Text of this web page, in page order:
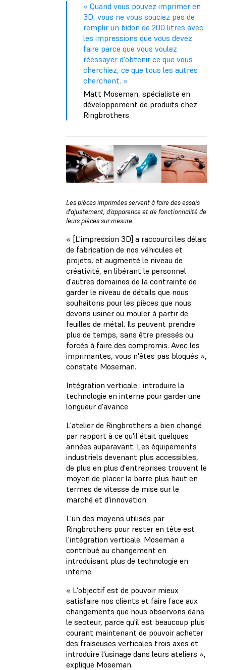
« Quand vous pouvez imprimer en
3D, vous ne vous souciez pas de
remplir un bidon de 200 litres avec
les impressions que vous devez
faire parce que vous voulez
réessayer d'obtenir ce que vous
cherchiez, ce que tous les autres
cherchent. »
Matt Moseman, spécialiste en
développement de produits chez
Ringbrothers
Les pièces imprimées servent à faire des essais
d'ajustement, d'apparence et de fonctionnalité de
leurs pièces sur mesure.
« [L'impression 3D] a raccourci les délais
de fabrication de nos véhicules et
projets, et augmenté le niveau de
créativité, en libérant le personnel
d'autres domaines de la contrainte de
garder le niveau de détails que nous
souhaitons pour les pièces que nous
devons usiner ou mouler à partir de
feuilles de métal. Ils peuvent prendre
plus de temps, sans être pressés ou
forcés à faire des compromis. Avec les
imprimantes, vous n'êtes pas bloqués »,
constate Moseman.
Intégration verticale : introduire la
technologie en interne pour garder une
longueur d'avance
L'atelier de Ringbrothers a bien changé
par rapport à ce qu'il était quelques
années auparavant. Les équipements
industriels devenant plus accessibles,
de plus en plus d'entreprises trouvent le
moyen de placer la barre plus haut en
termes de vitesse de mise sur le
marché et d'innovation.
L'un des moyens utilisés par
Ringbrothers pour rester en tête est
l'intégration verticale. Moseman a
contribué au changement en
introduisant plus de technologie en
interne.
« L'objectif est de pouvoir mieux
satisfaire nos clients et faire face aux
changements que nous observons dans
le secteur, parce qu'il est beaucoup plus
courant maintenant de pouvoir acheter
des fraiseuses verticales trois axes et
introduire l'usinage dans leurs ateliers »,
explique Moseman.